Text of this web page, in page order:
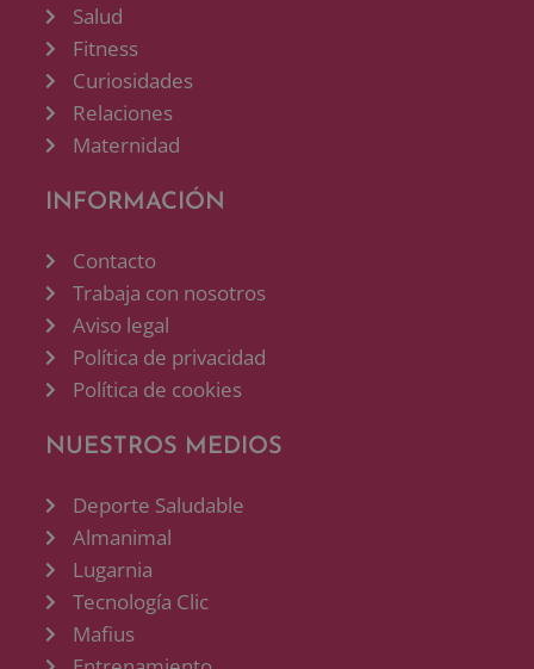
Salud
Fitness
Curiosidades
Relaciones
Maternidad
INFORMACIÓN
Contacto
Trabaja con nosotros
Aviso legal
Política de privacidad
Política de cookies
NUESTROS MEDIOS
Deporte Saludable
Almanimal
Lugarnia
Tecnología Clic
Mafius